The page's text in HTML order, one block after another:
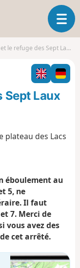
O
u
i
r
l
i
i
des Sept Laux depuis Le Pleynet
Sept Laux
plateau des Lacs
éboulement au
5, ne
Il faut
7. Merci de
vous avez des
cet arrêté.